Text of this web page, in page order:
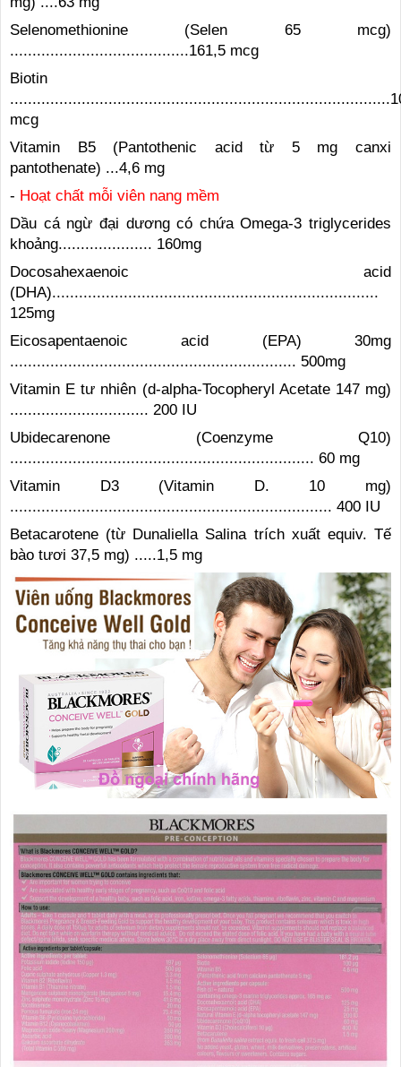
Selenomethionine (Selen 65 mcg)
........................................161,5 mcg
Biotin
mcg
Vitamin B5 (Pantothenic acid từ 5 mg canxi
pantothenate) ...4,6 mg
- Hoạt chất mỗi viên nang mềm
Dầu cá ngừ đại dương có chứa Omega-3 triglycerides
khoảng..................... 160mg
Docosahexaenoic acid
(DHA).........................................................................
125mg
Eicosapentaenoic acid (EPA) 30mg
................................................................ 500mg
Vitamin E tư nhiên (d-alpha-Tocopheryl Acetate 147 mg)
............................... 200 IU
Ubidecarenone (Coenzyme Q10)
.................................................................... 60 mg
Vitamin D3 (Vitamin D. 10 mg)
........................................................................ 400 IU
Betacarotene (từ Dunaliella Salina trích xuất equiv. Tế
bào tươi 37,5 mg) .....1,5 mg